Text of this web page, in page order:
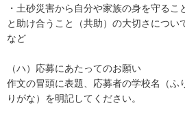
・土砂災害から自分や家族の身を守る
と助け合うこと（共助）の大切さについ
など
（ハ）応募にあたってのお願い
作文の冒頭に表題、応募者の学校名（ふ
りがな）を明記してください。